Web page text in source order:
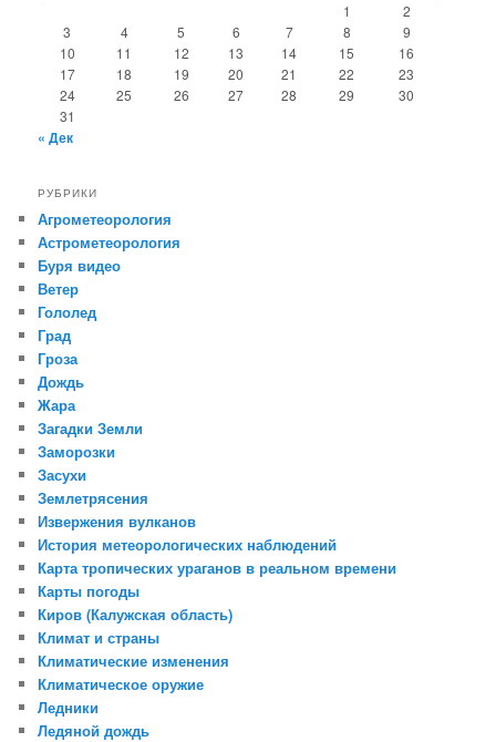
1
2
3
4 5 6 7 8
9
10
11 12 13 14 15
16
17
18 19 20 21 22
23
24
25 26 27 28 29
30
31
« Дек
РУБРИКИ
Агрометеорология
Астрометеорология
Буря видео
Ветер
Гололед
Град
Гроза
Дождь
Жара
Загадки Земли
Заморозки
Засухи
Землетрясения
Извержения вулканов
История метеорологических наблюдений
Карта тропических ураганов в реальном времени
Карты погоды
Киров (Калужская область)
Климат и страны
Климатические изменения
Климатическое оружие
Ледники
Ледяной дождь